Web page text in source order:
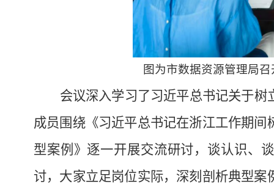
图为市数据资源管理局
会议深入学习了习近平总书记关于树
成员围绕《习近平总书记在浙江工作期
型案例》逐一开展交流研讨，谈认识、
讨，大家立足岗位实际，深刻剖析典型